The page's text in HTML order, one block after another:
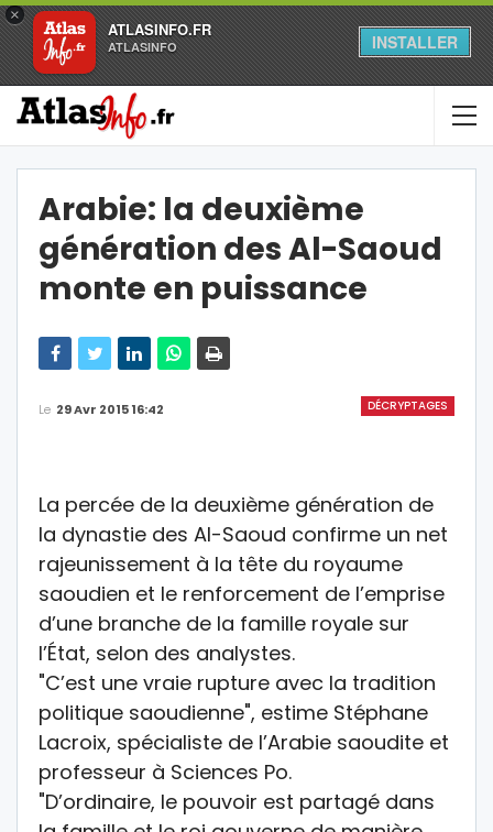
×
ATLASINFO.FR
ATLASINFO INSTALLER
Arabie: la deuxième
génération des Al-Saoud
monte en puissance
DÉCRYPTAGES
Le 29 Avr 2015 16:42
La percée de la deuxième génération de
la dynastie des Al-Saoud confirme un net
rajeunissement à la tête du royaume
saoudien et le renforcement de l’emprise
d’une branche de la famille royale sur
l’État, selon des analystes.
"C’est une vraie rupture avec la tradition
politique saoudienne", estime Stéphane
Lacroix, spécialiste de l’Arabie saoudite et
professeur à Sciences Po.
"D’ordinaire, le pouvoir est partagé dans